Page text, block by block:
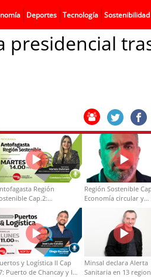
Deportes Tecnología Sostenibilidad
presidencial
Región
Cap.2:
ambiental y
de capacidades
técnicas
Región Sostenible
Economía circular y
y Logística II Cap
Puerto de Chancay y la
Minsal declara Alerta
Sanitaria en 13